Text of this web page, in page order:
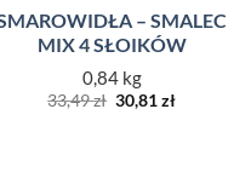
– SMALEC
MIX 4 SŁOIKÓW
0,84 kg
33,49zł Pierwotna
30,81złAktualna